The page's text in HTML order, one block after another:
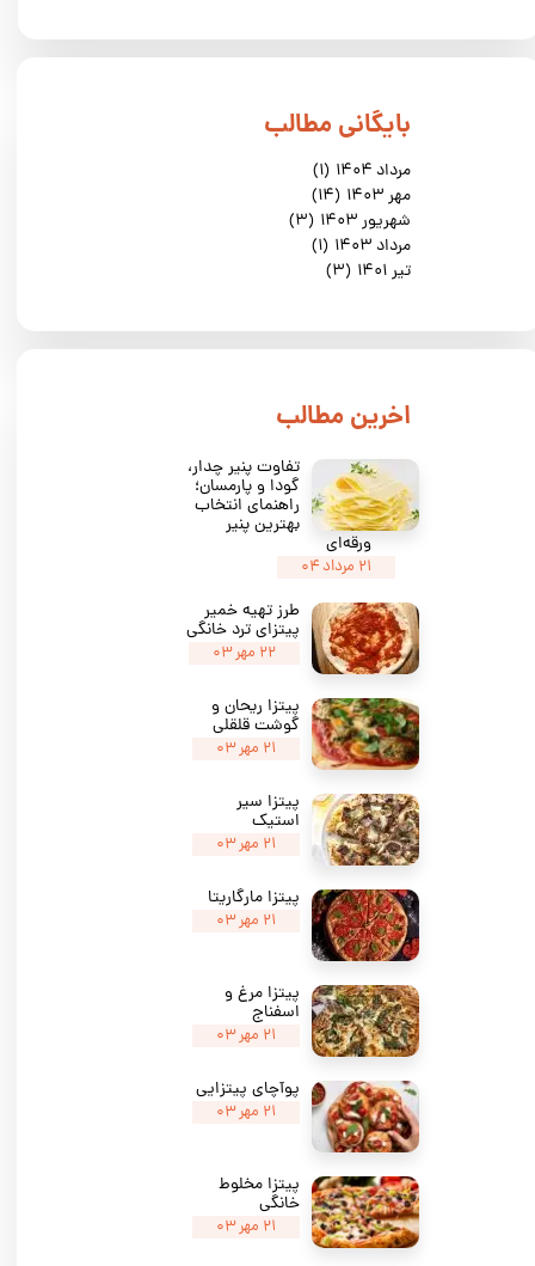
مرداد ۱۴۰۴
(۱)
مهر ۱۴۰۳
(۱۴)
شهریور ۱۴۰۳
(۳)
مرداد ۱۴۰۳
(۱)
تیر ۱۴۰۱
(۳)
​بایگانی مطالب
​اخرین مطالب
تفاوت پنیر چدار،
گودا و پارمسان؛
راهنمای انتخاب
بهترین پنیر
ورقه‌ای
۲۱ مرداد ۰۴
طرز تهیه خمیر
پیتزای ترد خانگی
۲۲ مهر ۰۳
پیتزا ریحان و
گوشت قلقلی
۲۱ مهر ۰۳
پیتزا سیر
استیک
۲۱ مهر ۰۳
پیتزا مارگاریتا
۲۱ مهر ۰۳
پیتزا مرغ و
اسفناج
۲۱ مهر ۰۳
پوآچای پیتزایی
۲۱ مهر ۰۳
پیتزا مخلوط
خانگی
۲۱ مهر ۰۳